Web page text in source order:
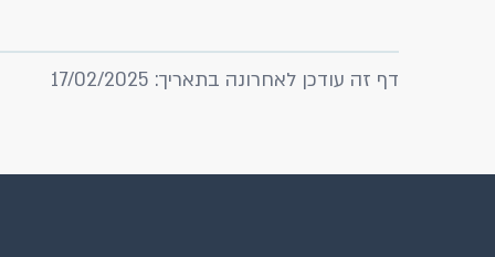
דף זה עודכן לאחרונה בתאריך: 17/02/2025